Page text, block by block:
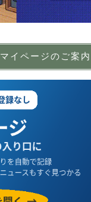
マイページのご案内